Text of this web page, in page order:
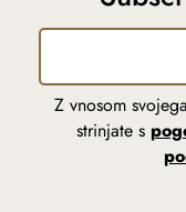
Z vnosom
strinjate s